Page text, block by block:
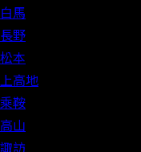
白馬
長野
松本
上高地
乘鞍
高山
諏訪